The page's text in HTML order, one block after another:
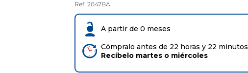
Ref. 2047BA
A partir de 0 meses
Cómpralo antes de 22 horas y 22 minutos
Recíbelo martes o miércoles